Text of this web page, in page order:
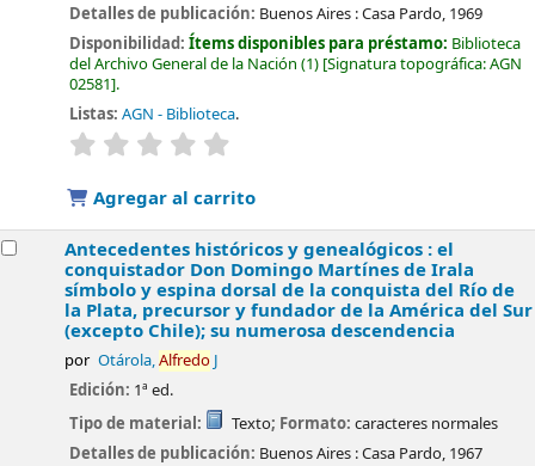
Detalles de publicación: Buenos Aires :Casa Pardo, 1969
Disponibilidad:Ítems disponibles para préstamo: Biblioteca
del Archivo General de la Nación (1) Signatura topográfica:AGN
02581 .
Listas: AGN - Biblioteca.
valoración
Agregar al carrito
Antecedentes históricos y genealógicos : el
conquistador Don Domingo Martínes de Irala
símbolo y espina dorsal de la conquista del Río de
la Plata, precursor y fundador de la América del Sur
(excepto Chile); su numerosa descendencia
por Otárola,AlfredoJ
Edición: 1ª ed.
Tipo de material:
Texto; Formato: caracteres normales
Detalles de publicación: Buenos Aires :Casa Pardo, 1967